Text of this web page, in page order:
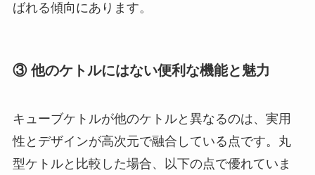
ばれる傾向にあります。
③ 他のケトルにはない便利な機能と魅力
キューブケトルが他のケトルと異なるのは、実用
性とデザインが高次元で融合している点です。丸
型ケトルと比較した場合、以下の点で優れていま